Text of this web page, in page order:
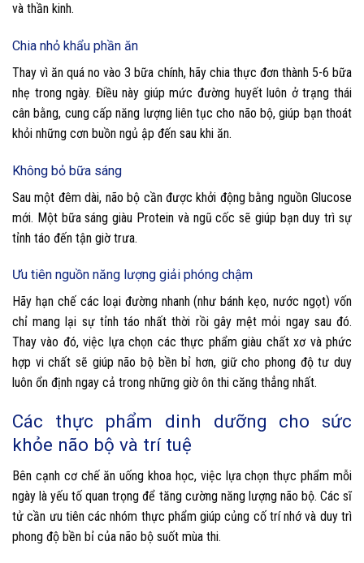
và thần kinh.
Chia nhỏ khẩu phần ăn
Thay vì ăn quá no vào 3 bữa chính, hãy chia thực đơn thành 5-6 bữa
nhẹ trong ngày. Điều này giúp mức đường huyết luôn ở trạng thái
cân bằng, cung cấp năng lượng liên tục cho não bộ, giúp bạn thoát
khỏi những cơn buồn ngủ ập đến sau khi ăn.
Không bỏ bữa sáng
Sau một đêm dài, não bộ cần được khởi động bằng nguồn Glucose
mới. Một bữa sáng giàu Protein và ngũ cốc sẽ giúp bạn duy trì sự
tỉnh táo đến tận giờ trưa.
Ưu tiên nguồn năng lượng giải phóng chậm
Hãy hạn chế các loại đường nhanh (như bánh kẹo, nước ngọt) vốn
chỉ mang lại sự tỉnh táo nhất thời rồi gây mệt mỏi ngay sau đó.
Thay vào đó, việc lựa chọn các thực phẩm giàu chất xơ và phức
hợp vi chất sẽ giúp não bộ bền bỉ hơn, giữ cho phong độ tư duy
luôn ổn định ngay cả trong những giờ ôn thi căng thẳng nhất.
Các thực phẩm dinh dưỡng cho sức
khỏe não bộ và trí tuệ
Bên cạnh cơ chế ăn uống khoa học, việc lựa chọn thực phẩm mỗi
ngày là yếu tố quan trọng để tăng cường năng lượng não bộ. Các sĩ
tử cần ưu tiên các nhóm thực phẩm giúp củng cố trí nhớ và duy trì
phong độ bền bỉ của não bộ suốt mùa thi.